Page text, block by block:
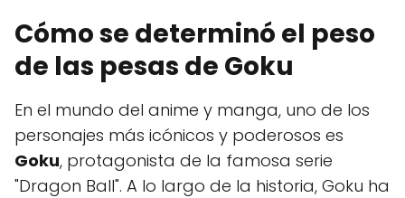
Cómo se determinó el peso
de las pesas de Goku
En el mundo del anime y manga, uno de los
personajes más icónicos y poderosos es
Goku, protagonista de la famosa serie
"Dragon Ball". A lo largo de la historia, Goku ha